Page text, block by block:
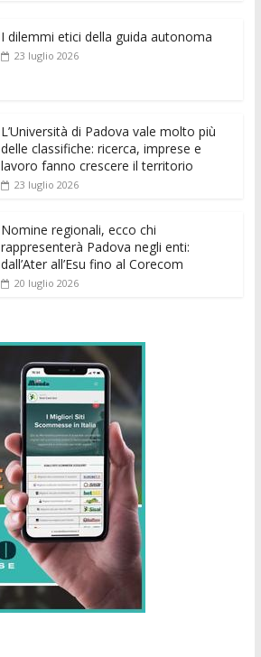
ai
l s
p
ss
e
er
di e di
I dilemmi etici della guida autonoma
23 luglio 2026
L’Università di Padova vale molto più
delle classifiche: ricerca, imprese e
lavoro fanno crescere il territorio
23 luglio 2026
Nomine regionali, ecco chi
rappresenterà Padova negli enti:
dall’Ater all’Esu fino al Corecom
20 luglio 2026